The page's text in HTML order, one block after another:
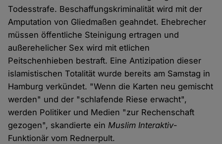
Todesstrafe. Beschaffungskriminalität wird mit der
Amputation von Gliedmaßen geahndet. Ehebrecher
müssen öffentliche Steinigung ertragen und
außerehelicher Sex wird mit etlichen
Peitschenhieben bestraft. Eine Antizipation dieser
islamistischen Totalität wurde bereits am Samstag in
Hamburg verkündet. "Wenn die Karten neu gemischt
werden" und der "schlafende Riese erwacht",
werden Politiker und Medien "zur Rechenschaft
gezogen", skandierte einMuslim Interaktiv-
Funktionär vom Rednerpult.